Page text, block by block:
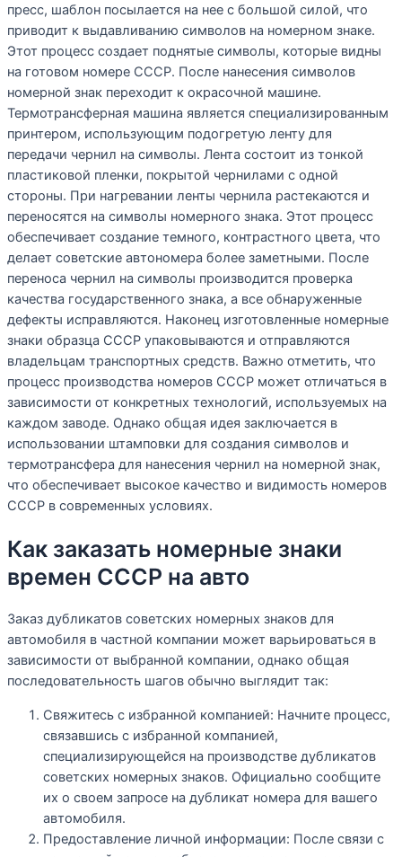
пресс, шаблон посылается на нее с большой силой, что
приводит к выдавливанию символов на номерном знаке.
Этот процесс создает поднятые символы, которые видны
на готовом номере СССР. После нанесения символов
номерной знак переходит к окрасочной машине.
Термотрансферная машина является специализированным
принтером, использующим подогретую ленту для
передачи чернил на символы. Лента состоит из тонкой
пластиковой пленки, покрытой чернилами с одной
стороны. При нагревании ленты чернила растекаются и
переносятся на символы номерного знака. Этот процесс
обеспечивает создание темного, контрастного цвета, что
делает советские автономера более заметными. После
переноса чернил на символы производится проверка
качества государственного знака, а все обнаруженные
дефекты исправляются. Наконец изготовленные номерные
знаки образца СССР упаковываются и отправляются
владельцам транспортных средств. Важно отметить, что
процесс производства номеров СССР может отличаться в
зависимости от конкретных технологий, используемых на
каждом заводе. Однако общая идея заключается в
использовании штамповки для создания символов и
термотрансфера для нанесения чернил на номерной знак,
что обеспечивает высокое качество и видимость номеров
СССР в современных условиях.
Как заказать номерные знаки
времен СССР на авто
Заказ дубликатов советских номерных знаков для
автомобиля в частной компании может варьироваться в
зависимости от выбранной компании, однако общая
последовательность шагов обычно выглядит так:
Свяжитесь с избранной компанией: Начните процесс,
связавшись с избранной компанией,
специализирующейся на производстве дубликатов
советских номерных знаков. Официально сообщите
их о своем запросе на дубликат номера для вашего
автомобиля.
Предоставление личной информации: После связи с